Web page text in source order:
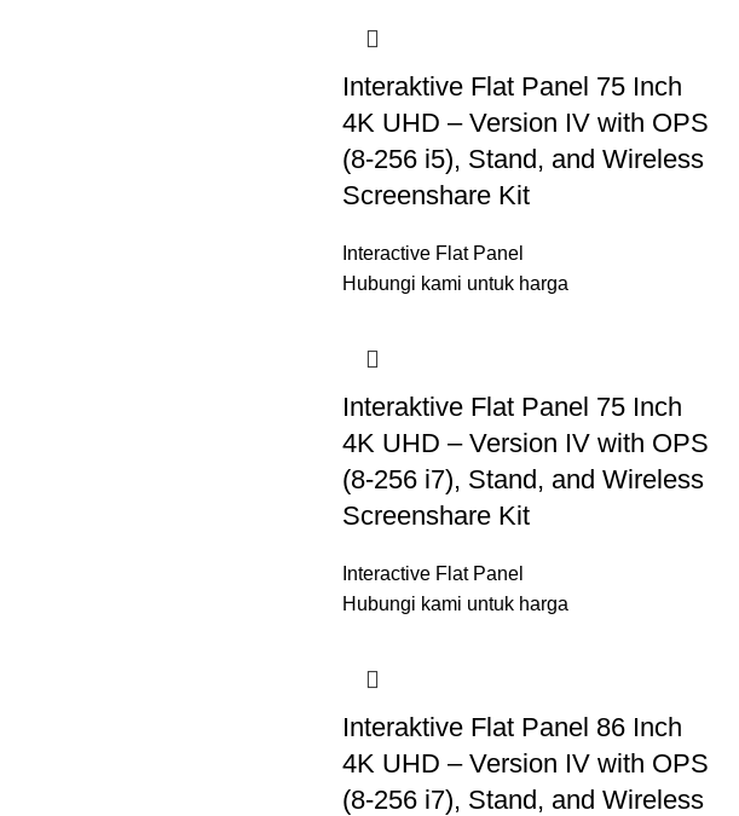
Interaktive Flat Panel 75 Inch
4K UHD – Version IV with OPS
(8-256 i5), Stand, and Wireless
Screenshare Kit
Interactive Flat Panel
Hubungi kami untuk harga
Interaktive Flat Panel 75 Inch
4K UHD – Version IV with OPS
(8-256 i7), Stand, and Wireless
Screenshare Kit
Interactive Flat Panel
Hubungi kami untuk harga
Interaktive Flat Panel 86 Inch
4K UHD – Version IV with OPS
(8-256 i7), Stand, and Wireless